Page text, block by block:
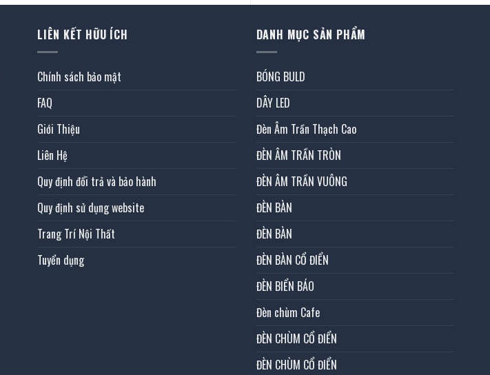
LIÊN KẾT HỮU ÍCH
Chính sách bảo mật
FAQ
Giới Thiệu
Liên Hệ
Quy định đổi trả và bảo hành
Quy định sử dụng website
Trang Trí Nội Thất
Tuyển dụng
DANH MỤC SẢN PHẨM
BÓNG BULD
DÂY LED
Đèn Âm Trần Thạch Cao
ĐÈN ÂM TRẦN TRÒN
ĐÈN ÂM TRẦN VUÔNG
ĐÈN BÀN
ĐÈN BÀN
ĐÈN BÀN CỔ ĐIỂN
ĐÈN BIỂN BÁO
Đèn chùm Cafe
ĐÈN CHÙM CỔ ĐIỂN
ĐÈN CHÙM CỔ ĐIỂN